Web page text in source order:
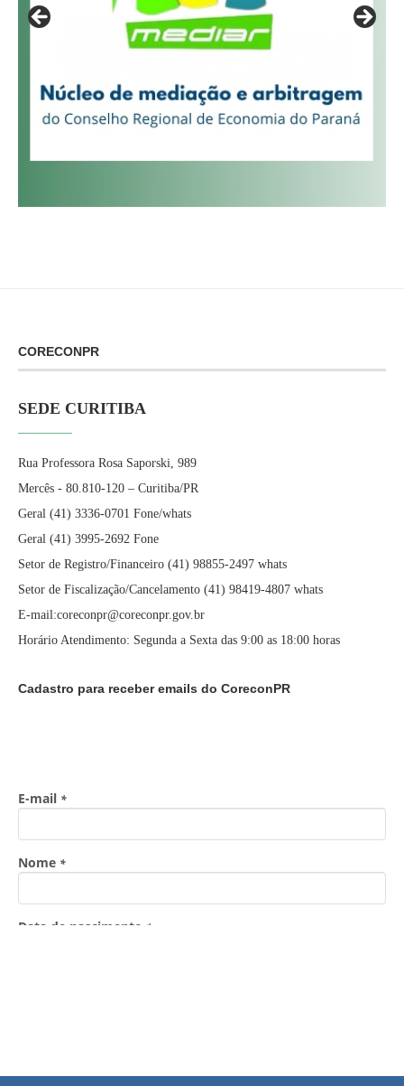
CORECONPR
SEDE CURITIBA
Rua Professora Rosa Saporski, 989
Mercês - 80.810-120 – Curitiba/PR
Geral (41) 3336-0701 Fone/whats
Geral (41) 3995-2692 Fone
Setor de Registro/Financeiro (41) 98855-2497 whats
Setor de Fiscalização/Cancelamento (41) 98419-4807 whats
E-mail:coreconpr@coreconpr.gov.br
Horário Atendimento: Segunda a Sexta das 9:00 as 18:00 horas
Cadastro para receber emails do CoreconPR